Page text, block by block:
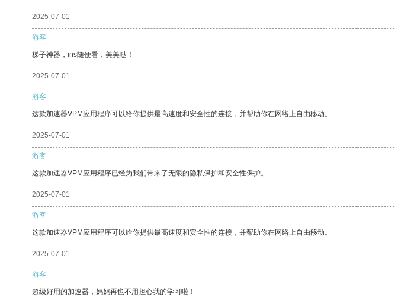
2025-07-01
游客
梯子神器，ins随便看，美美哒！
2025-07-01
游客
这款加速器VPM应用程序可以给你提供最高速度和安全性的连接，并帮助你在网络上自由移动。
2025-07-01
游客
这款加速器VPM应用程序已经为我们带来了无限的隐私保护和安全性保护。
2025-07-01
游客
这款加速器VPM应用程序可以给你提供最高速度和安全性的连接，并帮助你在网络上自由移动。
2025-07-01
游客
超级好用的加速器，妈妈再也不用担心我的学习啦！